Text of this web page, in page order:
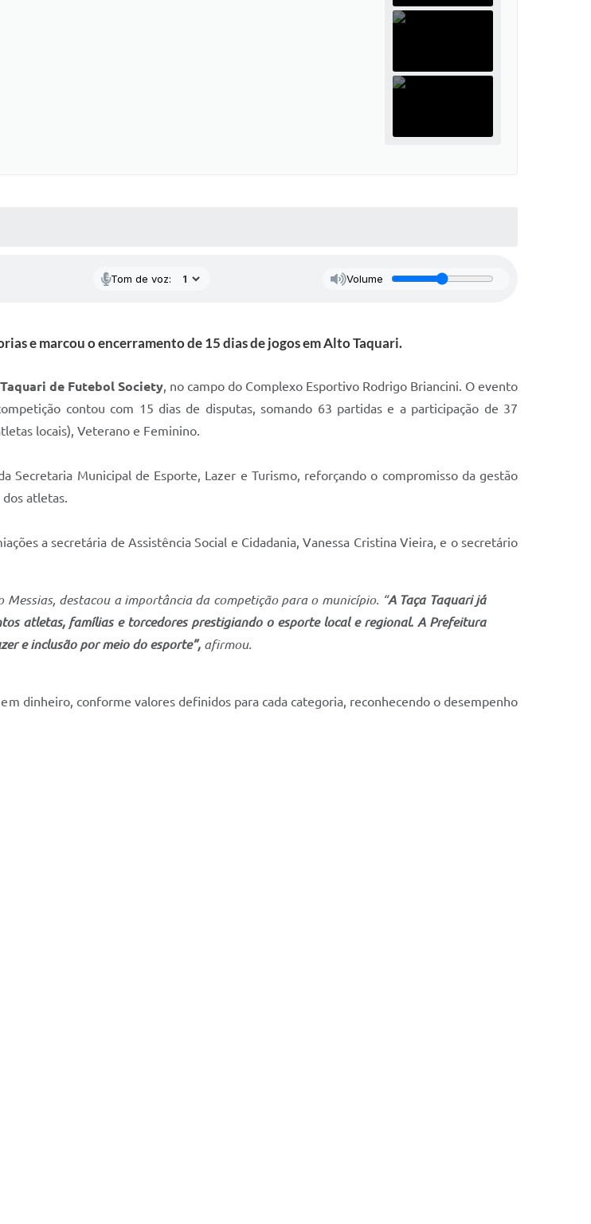
Tom de voz: Volume
e marcou o encerramento de 15 dias de jogos em Alto Taquari.
Taquari de Futebol Society, no campo do Complexo Esportivo Rodrigo Briancini. O evento
contou com 15 dias de disputas, somando 63 partidas e a participação de 37
locais), Veterano e Feminino.
Secretaria Municipal de Esporte, Lazer e Turismo, reforçando o compromisso da gestão
atletas.
a secretária de Assistência Social e Cidadania, Vanessa Cristina Vieira, e o secretário
destacou a importância da competição para o município. “A Taça Taquari já
atletas, famílias e torcedores prestigiando o esporte local e regional. A Prefeitura
e inclusão por meio do esporte”, afirmou.
dinheiro, conforme valores definidos para cada categoria, reconhecendo o desempenho